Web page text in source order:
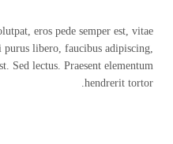
eros pede semper est, vitae
libero, faucibus adipiscing,
Sed lectus. Praesent elementum
hendrerit tortor.